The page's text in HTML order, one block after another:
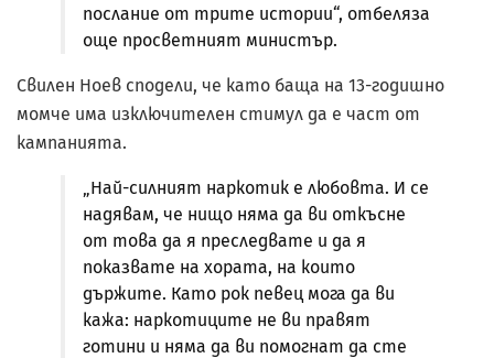
послание от трите истории“, отбеляза
още просветният министър.
Свилен Ноев сподели, че като баща на 13-годишно
момче има изключителен стимул да е част от
кампанията.
„Най-силният наркотик е любовта. И се
надявам, че нищо няма да ви откъсне
от това да я преследвате и да я
показвате на хората, на които
държите. Като рок певец мога да ви
кажа: наркотиците не ви правят
готини и няма да ви помогнат да сте